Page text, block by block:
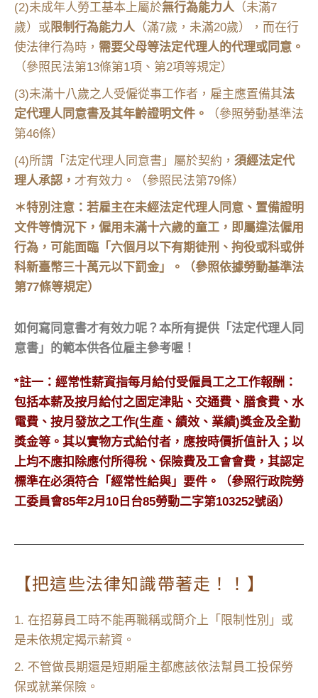
(2)未成年人勞工基本上屬於無行為能力人 （未滿7
歲）或限制行為能力人 （滿7歲，未滿20歲），而在行
使法律行為時， 需要父母等法定代理人的代理或同意。
（參照民法第13條第1項、第2項等規定）
(3)未滿十八歲之人受僱從事工作者，雇主應置備其法
定代理人同意書及其年齡證明文件。
（參照勞動基準法
第46條）
(4)所謂「法定代理人同意書」屬於契約， 須經法定代
理人承認， 才有效力。（參照民法第79條）
＊特別注意：若雇主在未經法定代理人同意、置備證明
文件等情況下，僱用未滿十六歲的童工，即屬違法僱用
行為，可能面臨「六個月以下有期徒刑、拘役或科或併
科新臺幣三十萬元以下罰金」。（參照依據勞動基準法
第77條等規定）
如何寫同意書才有效力呢？本所有提供「法定代理人同
意書」的範本供各位雇主參考喔！
*註一：經常性薪資指每月給付受僱員工之工作報酬：
包括本薪及按月給付之固定津貼、交通費、膳食費、水
電費、按月發放之工作(生產、績效、業績)獎金及全勤
獎金等。其以實物方式給付者，應按時價折值計入；以
上均不應扣除應付所得稅、保險費及工會會費，其認定
標準在必須符合「經常性給與」要件。（參照行政院勞
工委員會85年2月10日台85勞動二字第103252號函）
【把這些法律知識帶著走！！】
1. 在招募員工時不能再職稱或簡介上「限制性別」或
是未依規定揭示薪資。
2. 不管做長期還是短期雇主都應該依法幫員工投保勞
保或就業保險。